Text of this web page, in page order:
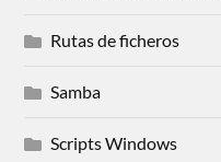
Rutas de ficheros
Samba
Scripts Windows